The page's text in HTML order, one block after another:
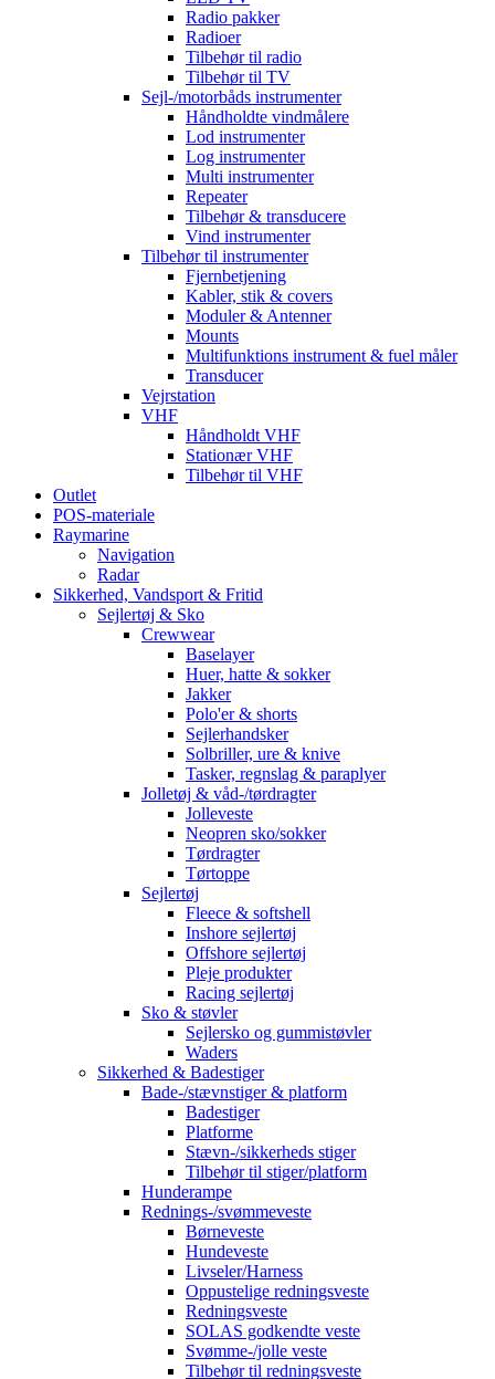
Radio pakker
Radioer
Tilbehør til radio
Tilbehør til TV
Sejl-/motorbåds instrumenter
Håndholdte vindmålere
Lod instrumenter
Log instrumenter
Multi instrumenter
Repeater
Tilbehør & transducere
Vind instrumenter
Tilbehør til instrumenter
Fjernbetjening
Kabler, stik & covers
Moduler & Antenner
Mounts
Multifunktions instrument & fuel måler
Transducer
Vejrstation
VHF
Håndholdt VHF
Stationær VHF
Tilbehør til VHF
Outlet
POS-materiale
Raymarine
Navigation
Radar
Sikkerhed, Vandsport & Fritid
Sejlertøj & Sko
Crewwear
Baselayer
Huer, hatte & sokker
Jakker
Polo'er & shorts
Sejlerhandsker
Solbriller, ure & knive
Tasker, regnslag & paraplyer
Jolletøj & våd-/tørdragter
Jolleveste
Neopren sko/sokker
Tørdragter
Tørtoppe
Sejlertøj
Fleece & softshell
Inshore sejlertøj
Offshore sejlertøj
Pleje produkter
Racing sejlertøj
Sko & støvler
Sejlersko og gummistøvler
Waders
Sikkerhed & Badestiger
Bade-/stævnstiger & platform
Badestiger
Platforme
Stævn-/sikkerheds stiger
Tilbehør til stiger/platform
Hunderampe
Rednings-/svømmeveste
Børneveste
Hundeveste
Livseler/Harness
Oppustelige redningsveste
Redningsveste
SOLAS godkendte veste
Svømme-/jolle veste
Tilbehør til redningsveste